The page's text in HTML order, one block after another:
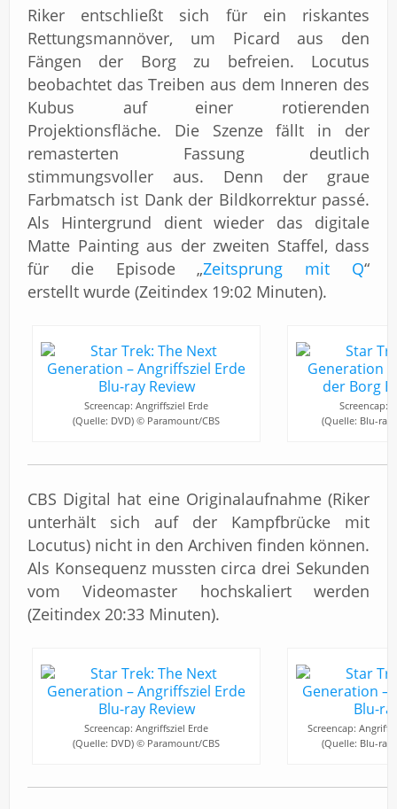
Riker entschließt sich für ein riskantes
Rettungsmannöver, um Picard aus den
Fängen der Borg zu befreien. Locutus
beobachtet das Treiben aus dem Inneren des
Kubus auf einer rotierenden
Projektionsfläche. Die Szenze fällt in der
remasterten Fassung deutlich
stimmungsvoller aus. Denn der graue
Farbmatsch ist Dank der Bildkorrektur passé.
Als Hintergrund dient wieder das digitale
Matte Painting aus der zweiten Staffel, dass
für die Episode „Zeitsprung mit Q“
erstellt wurde (Zeitindex 19:02 Minuten).
Screencap: Angriffsziel Erde
(Quelle: DVD) © Paramount/CBS
Screencap:
(Quelle: Blu-
CBS Digital hat eine Originalaufnahme (Riker
unterhält sich auf der Kampfbrücke mit
Locutus) nicht in den Archiven finden können.
Als Konsequenz mussten circa drei Sekunden
vom Videomaster hochskaliert werden
(Zeitindex 20:33 Minuten).
Screencap: Angriffsziel Erde
(Quelle: DVD) © Paramount/CBS
Screencap:
(Quelle: Blu-